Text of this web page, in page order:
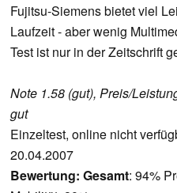
Fujitsu-Siemens bietet viel
Laufzeit - aber wenig
Test ist nur in der Zeitschrift
Note 1.58 (gut), Preis/
gut
Einzeltest, online nicht
20.04.2007
Bewertung: Gesamt: 94%